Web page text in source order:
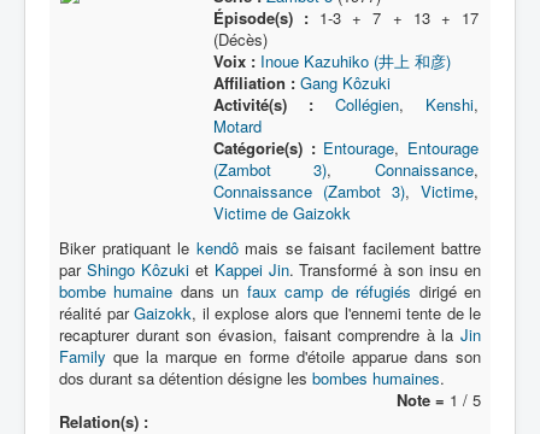
Épisode(s) : 1-3 + 7 + 13 + 17
(Décès)
Voix : Inoue Kazuhiko (井上 和彦)
Affiliation : Gang Kôzuki
Activité(s) :
Collégien, Kenshi,
Motard
Catégorie(s) : Entourage, Entourage
(Zambot 3), Connaissance,
Connaissance (Zambot 3), Victime,
Victime de Gaizokk
Biker pratiquant le kendômais se faisant facilement battre
par Shingo Kôzukiet Kappei Jin. Transformé à son insu en
bombe humaine dans un faux camp de réfugiés dirigé en
réalité parGaizokk, il explose alors que l'ennemi tente de le
recapturer durant son évasion, faisant comprendre à la Jin
Family que la marque en forme d'étoile apparue dans son
dos durant sa détention désigne les bombes humaines.
Note = 1 / 5
Relation(s) :